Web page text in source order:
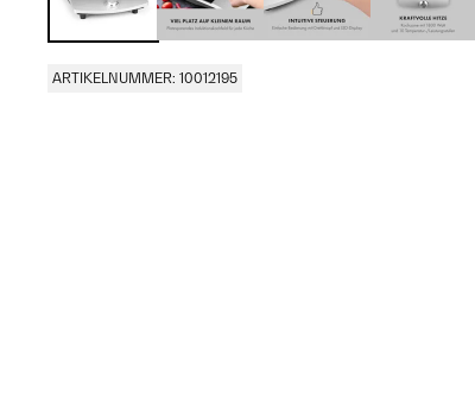
ARTIKELNUMMER: 10012195